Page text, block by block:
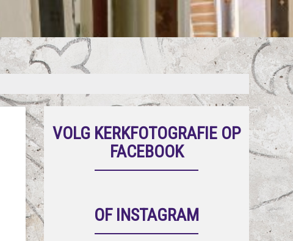
VOLG KERKFOTOGRAFIE OP
FACEBOOK
OF INSTAGRAM